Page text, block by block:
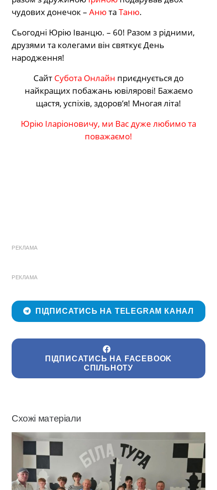
чудових донечок – Анюта Таню.
Сьогодні Юрію Іванцю. – 60! Разом з рідними,
друзями та колегами він святкує День
народження!
Сайт Субота Онлайн приєднується до
найкращих побажань ювілярові! Бажаємо
щастя, успіхів, здоров’я! Многая літа!
Юрію Іларіоновичу, ми Вас дуже любимо та
поважаємо!
РЕКЛАМА
РЕКЛАМА
ПІДПИСАТИСЬ НА TELEGRAM КАНАЛ
ПІДПИСАТИСЬ НА FACEBOOK
СПІЛЬНОТУ
Схожі матеріали